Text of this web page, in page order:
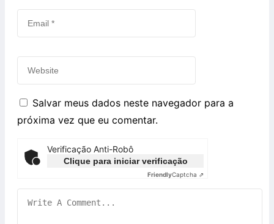
Salvar meus dados neste navegador para a
próxima vez que eu comentar.
Verificação Anti-Robô
Clique para iniciar verificação
FriendlyCaptcha ⇗